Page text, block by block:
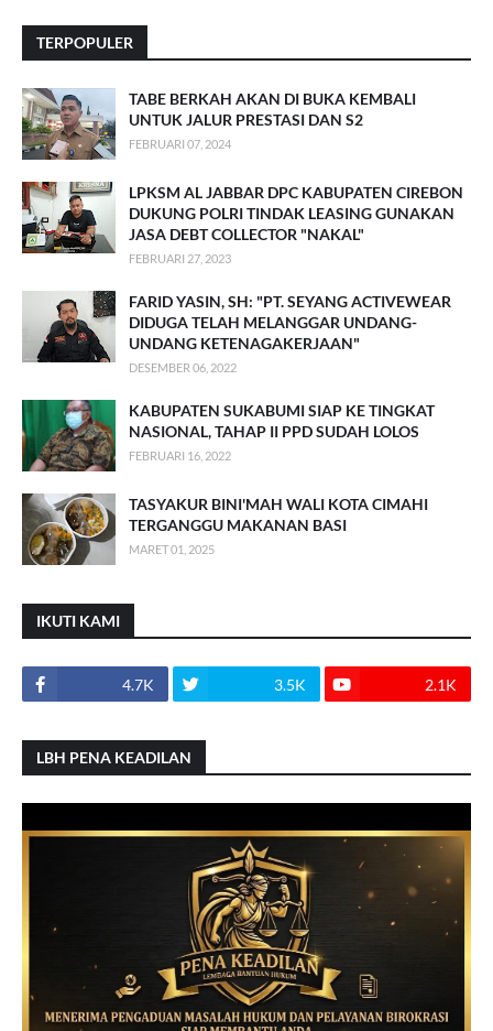
TERPOPULER
TABE BERKAH AKAN DI BUKA KEMBALI
UNTUK JALUR PRESTASI DAN S2
FEBRUARI 07, 2024
LPKSM AL JABBAR DPC KABUPATEN CIREBON
DUKUNG POLRI TINDAK LEASING GUNAKAN
JASA DEBT COLLECTOR "NAKAL"
FEBRUARI 27, 2023
FARID YASIN, SH: "PT. SEYANG ACTIVEWEAR
DIDUGA TELAH MELANGGAR UNDANG-
UNDANG KETENAGAKERJAAN"
DESEMBER 06, 2022
KABUPATEN SUKABUMI SIAP KE TINGKAT
NASIONAL, TAHAP II PPD SUDAH LOLOS
FEBRUARI 16, 2022
TASYAKUR BINI'MAH WALI KOTA CIMAHI
TERGANGGU MAKANAN BASI
MARET 01, 2025
IKUTI KAMI
4.7K 3.5K 2.1K
LBH PENA KEADILAN